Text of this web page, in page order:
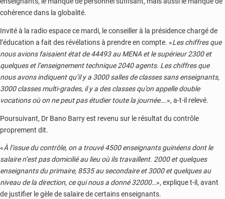
cohérence dans la globalité.
Invité à la radio espace ce mardi, le conseiller à la présidence chargé de
l’éducation a fait des révélations à prendre en compte. «Les chiffres que
nous avions faisaient état de 44493 au MENA et le supérieur 2300 et
quelques et l’enseignement technique 2040 agents. Les chiffres que
nous avons indiquent qu’il y a 3000 salles de classes sans enseignants,
3000 classes multi-grades, il y a des classes qu’on appelle double
vocations où on ne peut pas étudier toute la journée….», a-t-il relevé.
Poursuivant, Dr Bano Barry est revenu sur le résultat du contrôle
proprement dit.
«À l’issue du contrôle, on a trouvé 4500 enseignants guinéens dont le
salaire n’est pas domicilié au lieu où ils travaillent. 2000 et quelques
enseignants du primaire, 8535 au secondaire et 3000 et quelques au
niveau de la direction, ce qui nous a donné 32000…», explique t-il, avant
de justifier le gèle de salaire de certains enseignants.